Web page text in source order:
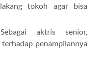
tokoh agar bisa
aktris senior,
penampilannya